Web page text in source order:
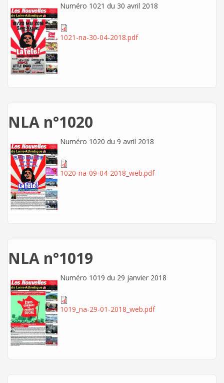
Numéro 1021 du 30 avril 2018
1021-na-30-04-2018.pdf
NLA n°1020
Numéro 1020 du 9 avril 2018
1020-na-09-04-2018_web.pdf
NLA n°1019
Numéro 1019 du 29 janvier 2018
1019_na-29-01-2018_web.pdf